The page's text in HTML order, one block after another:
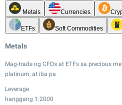
Metals Currencies
ETFs Soft Commodities
Metals
Mag-trade ng CFDs at ETFs sa precious
platinum, at iba pa
Leverage
hanggang 1:2000